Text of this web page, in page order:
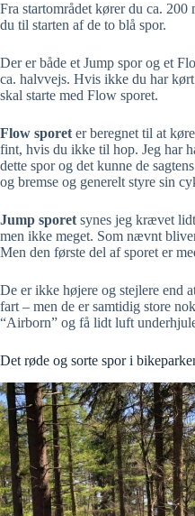
Fra startområdet kører du ca.
du til starten af de to blå spor.
Der er både et Jump spor og et
ca. halvvejs. Hvis ikke du har
skal starte med Flow sporet.
Flow sporet er beregnet til at
fint, hvis du ikke til hop. Jeg har
dette spor og det kunne de
og bremse og generelt styre sin
Jump sporet synes jeg krævet
men ikke meget. Som nævnt
Men den første del af sporet er
De er ikke højere og stejlere end
fart – men de er samtidig store
“Airborn” og få lidt luft
Det røde og sorte spor i